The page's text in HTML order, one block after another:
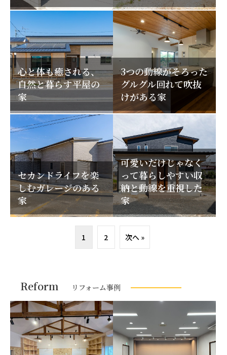
心と体も癒される、
自然と暮らす平屋の
家
3つの動線がそろった
グルグル回れて吹抜
けがある家
セカンドライフを楽
しむガレージのある
家
可愛いだけじゃなく
って暮らしやすい収
納と動線を重視した
家
1 2 次へ »
Reform リフォーム事例